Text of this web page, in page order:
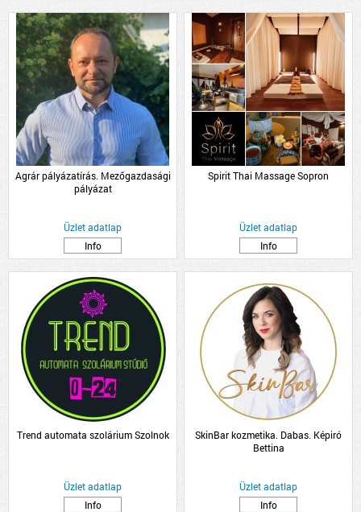
Agrár pályázatírás. Mezőgazdasági
pályázat
Üzlet adatlap
Info
Spirit Thai Massage Sopron
Üzlet adatlap
Info
Trend automata szolárium Szolnok
Üzlet adatlap
Info
SkinBar kozmetika. Dabas. Képiró
Bettina
Üzlet adatlap
Info